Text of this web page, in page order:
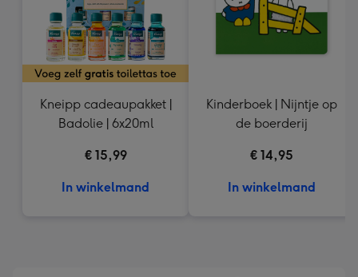
Kneipp cadeaupakket |
Badolie | 6x20ml
€ 15,99
In winkelmand
Kinderboek | Nijntje op
de boerderij
€ 14,95
In winkelmand